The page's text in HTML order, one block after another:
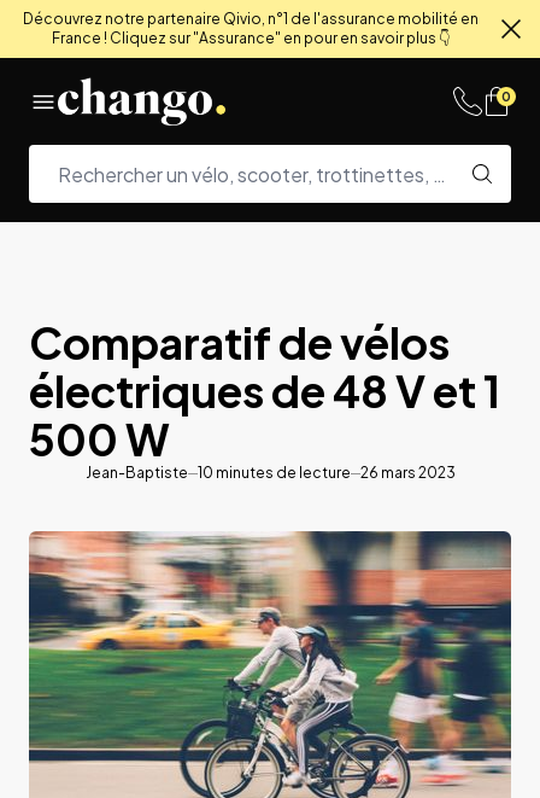
Découvrez notre partenaire Qivio, n°1 de l'assurance mobilité en
France ! Cliquez sur "Assurance" en pour en savoir plus 👇
0
Comparatif de vélos
électriques de 48 V et 1
500 W
Jean-Baptiste 10 minutes de lecture 26 mars 2023